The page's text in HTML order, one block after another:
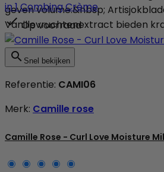
geven volume.&nbsp;
Vanillevruchtenextract bieden
in 1 Combing Crème
Op voorraad
 Snel bekijken
Referentie: CAMI06
Merk: Camille rose
Camille Rose - Curl Love Moisture